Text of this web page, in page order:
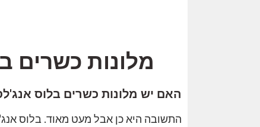
מלונות כשרים
האם יש מלונות כשרים בלוס
התשובה היא כן אבל מעט מאוד. בלוס